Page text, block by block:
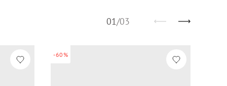
01 /03
-60%